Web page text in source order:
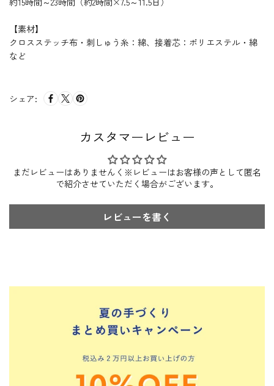
【素材】
クロスステッチ布・刺しゅう糸：綿、接着芯：ポリエステル・綿
など
シェア:
カスタマーレビュー
まだレビューはありませんく※レビューはお客様の声として匿名
で紹介させていただく場合がございます。
レビューを書く